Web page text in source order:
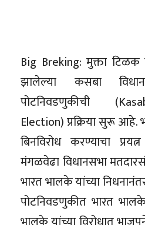
Big Breking: मुक्ता टिळक
झालेल्या कसबा
पोटनिवडणुकीची
Election) प्रक्रिया सुरू
बिनविरोध करण्याचा
मंगळवेढा विधानसभा
भारत भालके यांच्या
पोटनिवडणुकीत भारत